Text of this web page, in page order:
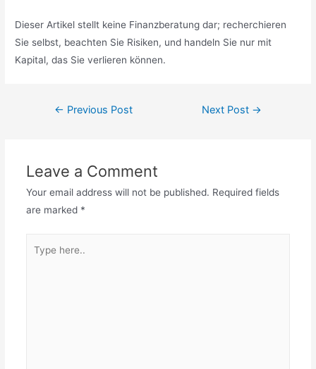
Dieser Artikel stellt keine Finanzberatung dar; recherchieren
Sie selbst, beachten Sie Risiken, und handeln Sie nur mit
Kapital, das Sie verlieren können.
Post← Previous Post Next Post →
Leave a Comment
Your email address will not be published. Required fields
are marked *
here..